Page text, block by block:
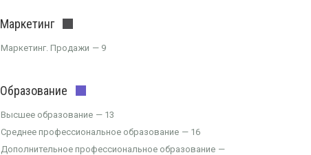
Маркетинг
Маркетинг. Продажи 9
Образование
Высшее образование
13
Среднее профессиональное образование
16
Дополнительное профессиональное образование